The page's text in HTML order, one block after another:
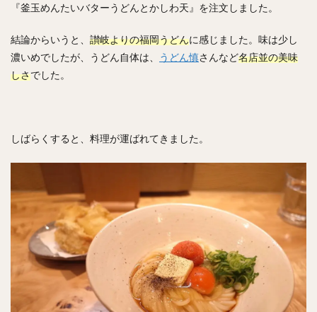
『釜玉めんたいバターうどんとかしわ天』を注文しました。
結論からいうと、 讃岐よりの福岡うどんに感じました。味は少し
濃いめでしたが、うどん自体は、
うどん慎さんなど名店並の美味
しさでした。
しばらくすると、料理が運ばれてきました。